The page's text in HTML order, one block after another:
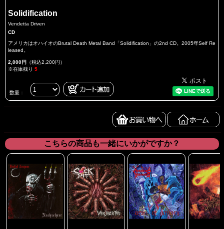
Solidification
Vendetta Driven
CD
アメリカはオハイオのBrutal Death Metal Band「Solidification」の2nd CD。2005年Self Re
leased。
2,000円 （税込2,200円）
※在庫残り 5
数量：
こちらの商品も一緒にいかがですか？